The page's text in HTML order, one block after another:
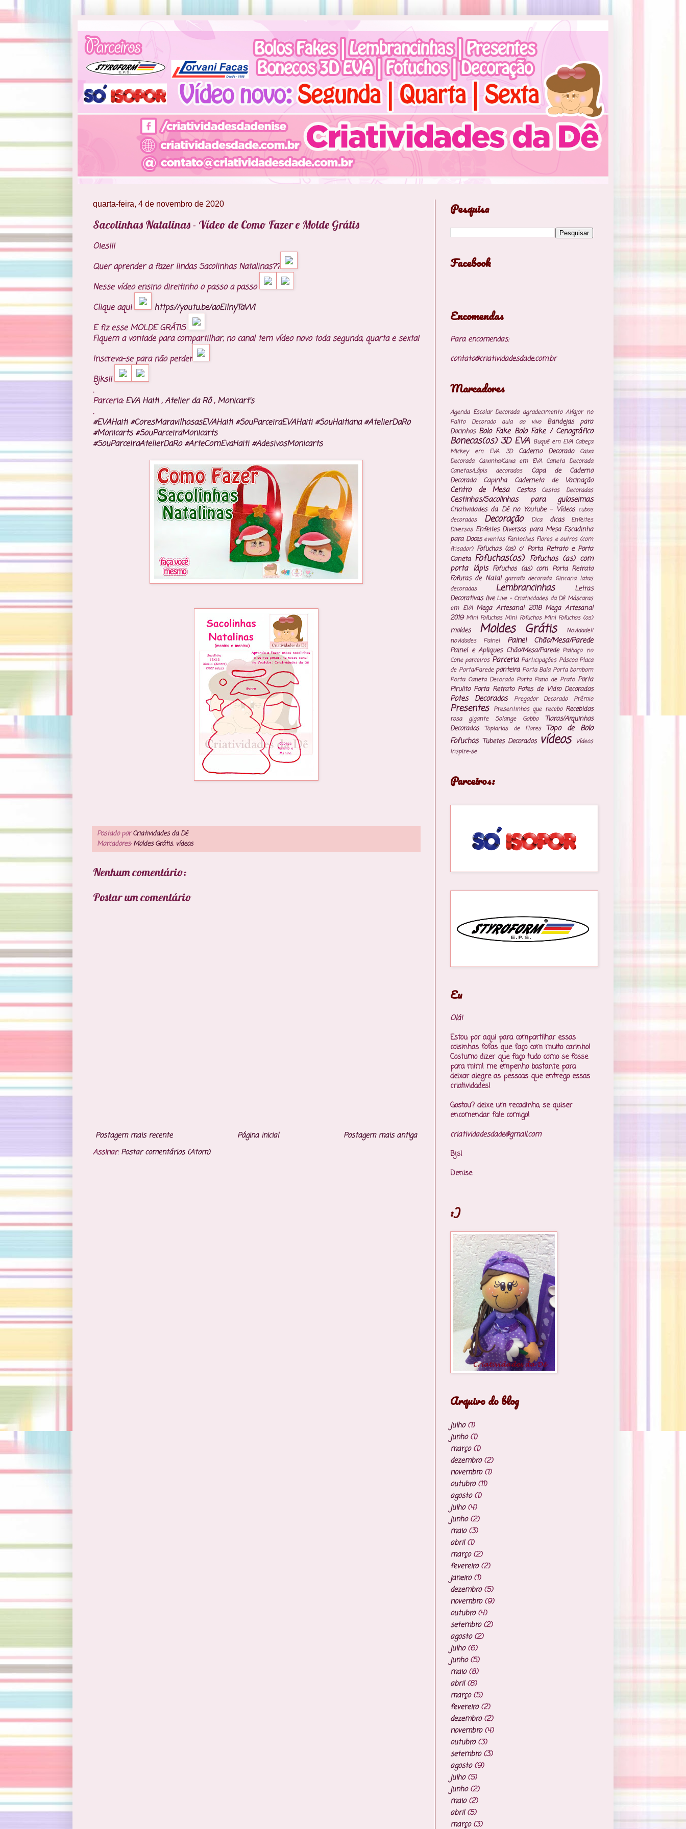
quarta-feira, 4 de novembro de 2020
Sacolinhas Natalinas - Vídeo de Como Fazer e Molde Grátis
Oies!!!
Quer aprender a fazer lindas Sacolinhas Natalinas??
Nesse vídeo ensino direitinho o passo a passo
Clique aqui
https://youtu.be/aoEilnyTaWI
E fiz esse MOLDE GRÁTIS
Fiquem a vontade para compartilhar, no canal tem vídeo novo toda segunda, quarta e sexta!
Inscreva-se para não perder
Bjks!!
.
Parceria:EVA Haiti,Atelier da Rô, Monicart's
.
#EVAHaiti #CoresMaravilhosasEVAHaiti #SouParceiraEVAHaiti #SouHaitiana #AtelierDaRo
#Monicarts #SouParceiraMonicarts
#SouParceiraAtelierDaRo #ArteComEvaHaiti #AdesivosMonicarts
Postado porCriatividades da Dê
Marcadores: Moldes Grátis, vídeos
Nenhum comentário:
Postar um comentário
Postagem mais recente Postagem mais antiga
Página inicial
Assinar:Postar comentários (Atom)
Pesquisa
Facebook
Encomendas
Para encomendas:
contato@criatividadesdade.com.br
Marcadores
Agenda Escolar Decorada agradecimento Alfajor no
Palito Decorado
aula ao vivo
Bandejas para
Docinhos Bolo Fake Bolo Fake / Cenográfico
Bonecas(os) 3D EVA Buquê em EVA Cabeça
Mickey em EVA 3D
Caderno Decorado
Caixa
Decorada Caixinha/Caixa em EVA Caneta Decorada
Canetas/Lápis decorados
Capa de Caderno
Decorada
Capinha Caderneta de Vacinação
Centro de Mesa Cestas Cestas Decoradas
Cestinhas/Sacolinhas para guloseimas
Criatividades da Dê no Youtube - Vídeos cubos
decorados
Decoração Dica dicas
Enfeites
Diversos Enfeites Diversos para Mesa Escadinha
para Doces eventos Fantoches Flores e outros (com
frisador) Fofuchas (os) c/ Porta Retrato e Porta
Caneta Fofuchas(os) Fofuchos (as) com
porta lápis Fofuchos (as) com Porta Retrato
Fofuras de Natal garrafa decorada Gincana latas
decoradas
Lembrancinhas
Letras
Decorativas live Live - Criatividades da Dê Máscaras
em EVA Mega Artesanal 2018 Mega Artesanal
2019 Mini Fofuchas Mini Fofuchos Mini Fofuchos (os)
moldes Moldes Grátis
Novidade!!
novidades
Painel Painel Chão/Mesa/Parede
Painel e Apliques Chão/Mesa/Parede Palhaço no
Cone parceiros Parceria Participações Páscoa Placa
de Porta/Parede ponteira Porta Bala Porta bombom
Porta Caneta Decorado Porta Pano de Prato Porta
Pirulito Porta Retrato Potes de Vidro Decorados
Potes Decorados Pregador Decorado Prêmio
Presentes Presentinhos que recebo Recebidos
rosa gigante Solange Gobbo
Tiaras/Arquinhos
Decorados
Topiarias de Flores
Topo de Bolo
Fofuchos Tubetes Decorados vídeos
Vídeos
Inspire-se
Parceiros:
Eu
Olá!
Estou por aqui para compartilhar essas
coisinhas fofas que faço com muito carinho!
Costumo dizer que faço tudo como se fosse
para mim! me empenho bastante para
deixar alegre as pessoas que entrego essas
criatividades!
Gostou? deixe um recadinho, se quiser
encomendar fale comigo!
criatividadesdade@gmail.com
Bjs!
Denise
:)
Arquivo do blog
julho(1)
junho(1)
março(1)
dezembro(2)
novembro(1)
outubro(11)
agosto(1)
julho(4)
junho(2)
maio(3)
abril(1)
março(2)
fevereiro(2)
janeiro(1)
dezembro(5)
novembro(9)
outubro(4)
setembro(2)
agosto(2)
julho(6)
junho(5)
maio(8)
abril(8)
março(5)
fevereiro(2)
dezembro(2)
novembro(4)
outubro(3)
setembro(3)
agosto(9)
julho(5)
junho(2)
maio(2)
abril(5)
março(3)